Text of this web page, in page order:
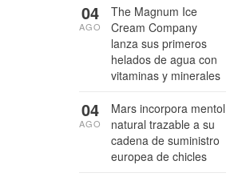
The Magnum Ice
Cream Company
lanza sus primeros
helados de agua con
vitaminas y minerales
04
AGO
Mars incorpora mentol
natural trazable a su
cadena de suministro
europea de chicles
04
AGO